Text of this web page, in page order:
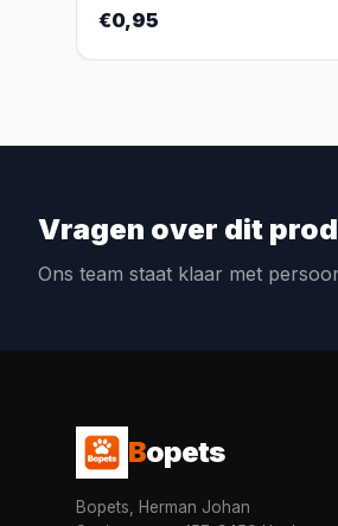
€0,95
Vragen over dit
Ons team staat klaar met
Bopets
Bopets, Herman Johan